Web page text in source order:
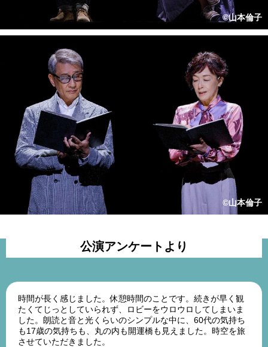
公演アンケートより
時間が長く感じました。休憩時間のことです。続きが早く観
たくてじっとしていられず、ロビーをウロウロしてしまいま
した。朗読と音と光くらいのシンプルな中に、60代の気持ち
も17歳の気持ちも、丸の内も開運橋も見えました。時空を旅
させていただきました。